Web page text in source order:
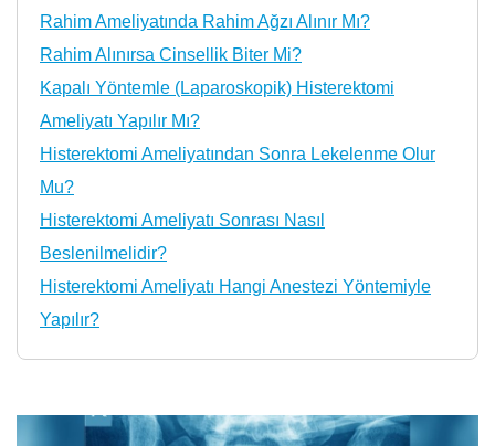
Rahim Ameliyatında Rahim Ağzı Alınır Mı?
Rahim Alınırsa Cinsellik Biter Mi?
Kapalı Yöntemle (Laparoskopik) Histerektomi
Ameliyatı Yapılır Mı?
Histerektomi Ameliyatından Sonra Lekelenme Olur
Mu?
Histerektomi Ameliyatı Sonrası Nasıl
Beslenilmelidir?
Histerektomi Ameliyatı Hangi Anestezi Yöntemiyle
Yapılır?